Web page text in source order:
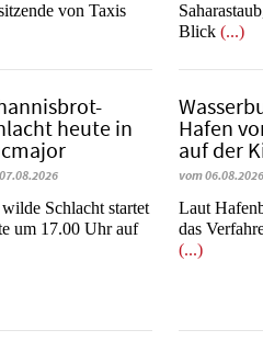
von Taxis
Blick(...)
heute in
Schlacht startet
um 17.00 Uhr auf
Hafen
auf der
vom 06.08.2026
Laut
das
(...)